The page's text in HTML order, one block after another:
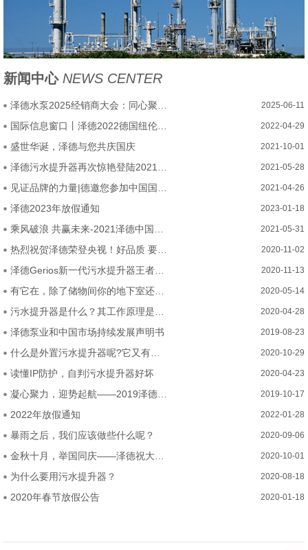
新闻中心 NEWS CENTER
泽德水泵2025经销商大会：同心聚力，乘势腾飞启新程 2025-06-11
国际信息窗口丨泽德2022德国纽伦堡厨卫展圆满结束 2022-04-29
盛世华诞，泽德与您共庆国庆 2021-10-01
泽德污水提升器再次惊艳登陆2021中国厨卫展 2021-05-28
见证品牌的力量|德邀您参加中国国际厨房、卫浴设施展览会 2021-04-26
泽德2023年放假通知 2023-01-18
乘风破浪 共赢未来-2021泽德中国经销商大会圆满召开 2021-05-31
热烈祝贺泽德荣登央视！好品质 要排水 选泽德！ 2020-11-02
泽德Gerios新一代污水提升器王者问世—五大硬核突破！ 2020-11-13
有它在，除了储物间你的地下室还可以这么装 2020-05-14
污水提升器是什么？其工作原理是？哪些地方能用？ 2020-04-28
泽德泵业和中国市场持续发展声明书 2019-08-23
什么是外置污水提升器呢?它又有什么优势呢 2020-10-29
读懂IP防护，自判污水提升器好坏 2020-04-23
凝心聚力，迎势起航——2019泽德中国经销商研讨会 2019-10-17
2022年放假通知 2022-01-28
暴雨之后，我们应该做些什么呢？ 2020-09-06
金秋十月，举国同庆——泽德祝大家2020年中秋国庆节快乐 2020-10-01
为什么要用污水提升器？ 2020-08-18
2020年春节放假公告 2020-01-18